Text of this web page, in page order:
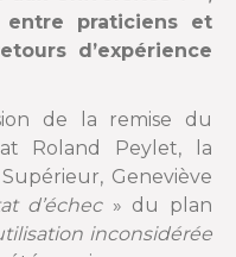
praticiens et
d’expérience
de la remise du
Roland Peylet, la
Geneviève
d’échec» du plan
inconsidérée